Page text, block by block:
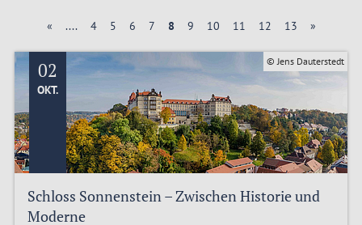
« .... 4 5 6 7 8 9 10 11 12 13 »
02
OKT.
© Jens Dauterstedt
Schloss Sonnenstein – Zwischen Historie und
Moderne